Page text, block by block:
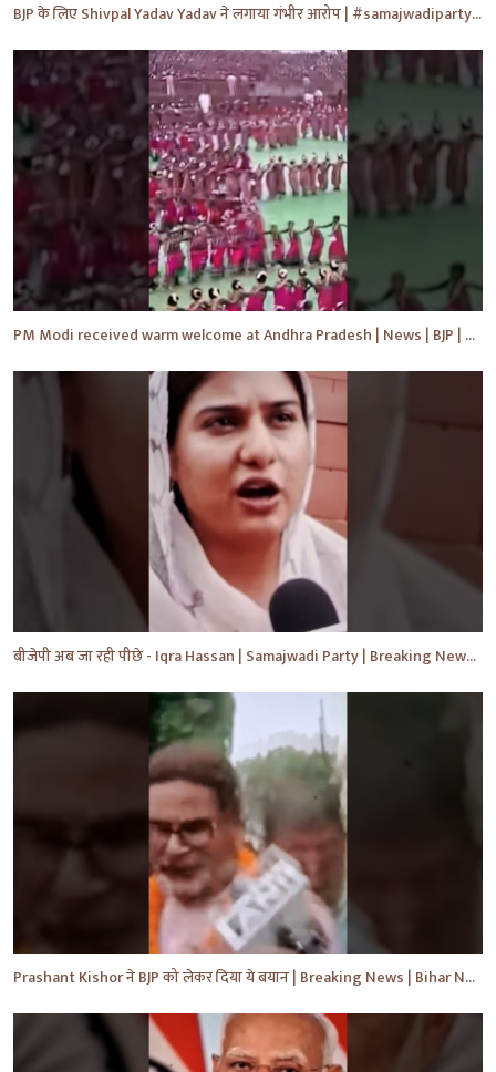
BJP के लिए Shivpal Yadav Yadav ने लगाया गंभीर आरोप | #samajwadiparty | Akhilesh Yadav | #shorts #yt
PM Modi received warm welcome at Andhra Pradesh | News | BJP | #shorts #ytshorts #news
बीजेपी अब जा रही पीछे - Iqra Hassan | Samajwadi Party | Breaking News | Akhilesh Yadav |#shorts #yt
Prashant Kishor ने BJP को लेकर दिया ये बयान | Breaking News | Bihar News | #shorts #yt #biharnews